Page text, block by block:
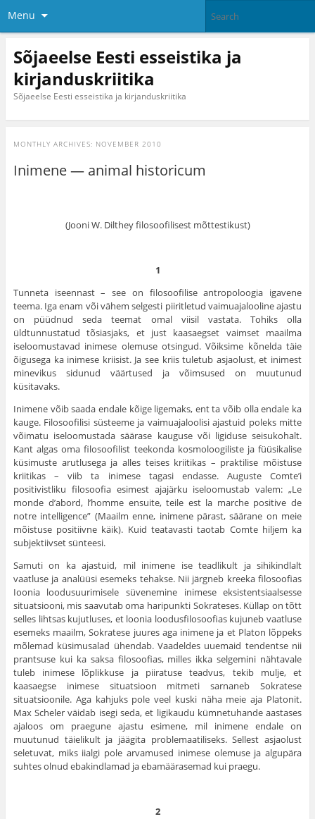
Menu
Sõjaeelse Eesti esseistika ja
kirjanduskriitika
Sõjaeelse Eesti esseistika ja kirjanduskriitika
MONTHLY ARCHIVES: NOVEMBER 2010
Inimene — animal historicum
(Jooni W. Dilthey filosoofilisest mõttestikust)
1
Tunneta iseennast – see on filosoofilise antropoloogia igavene
teema. Iga enam või vähem selgesti piiritletud vaimuajalooline ajastu
on püüdnud seda teemat omal viisil vastata. Tohiks olla
üldtunnustatud tõsiasjaks, et just kaasaegset vaimset maailma
iseloomustavad inimese olemuse otsingud. Võiksime kõnelda täie
õigusega ka inimese kriisist. Ja see kriis tuletub asjaolust, et inimest
minevikus sidunud väärtused ja võimsused on muutunud
küsitavaks.
Inimene võib saada endale kõige ligemaks, ent ta võib olla endale ka
kauge. Filosoofilisi süsteeme ja vaimuajaloolisi ajastuid poleks mitte
võimatu iseloomustada säärase kauguse või ligiduse seisukohalt.
Kant algas oma filosoofilist teekonda kosmoloogiliste ja füüsikalise
küsimuste arutlusega ja alles teises kriitikas – praktilise mõistuse
kriitikas – viib ta inimese tagasi endasse. Auguste Comte’i
positivistliku filosoofia esimest ajajärku iseloomustab valem: „Le
monde d’abord, l’homme ensuite, teile est la marche positive de
notre intelligence” (Maailm enne, inimene pärast, säärane on meie
mõistuse positiivne käik). Kuid teatavasti taotab Comte hiljem ka
subjektiivset sünteesi.
Samuti on ka ajastuid, mil inimene ise teadlikult ja sihikindlalt
vaatluse ja analüüsi esemeks tehakse. Nii järgneb kreeka filosoofias
Ioonia loodusuurimisele süvenemine inimese eksistentsiaalsesse
situatsiooni, mis saavutab oma haripunkti Sokrateses. Küllap on tõtt
selles lihtsas kujutluses, et loonia loodusfilosoofias kujuneb vaatluse
esemeks maailm, Sokratese juures aga inimene ja et Platon lõppeks
mõlemad küsimusalad ühendab. Vaadeldes uuemaid tendentse nii
prantsuse kui ka saksa filosoofias, milles ikka selgemini nähtavale
tuleb inimese lõplikkuse ja piiratuse teadvus, tekib mulje, et
kaasaegse inimese situatsioon mitmeti sarnaneb Sokratese
situatsioonile. Aga kahjuks pole veel kuski näha meie aja Platonit.
Max Scheler väidab isegi seda, et ligikaudu kümnetuhande aastases
ajaloos om praegune ajastu esimene, mil inimene endale on
muutunud täielikult ja jäägita problemaatiliseks. Sellest asjaolust
seletuvat, miks iialgi pole arvamused inimese olemuse ja algupära
suhtes olnud ebakindlamad ja ebamäärasemad kui praegu.
2